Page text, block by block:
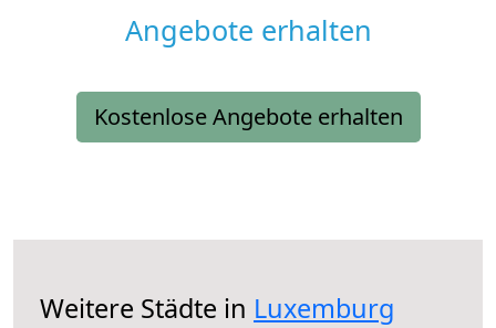
Angebote erhalten
Kostenlose Angebote erhalten
Weitere Städte in Luxemburg